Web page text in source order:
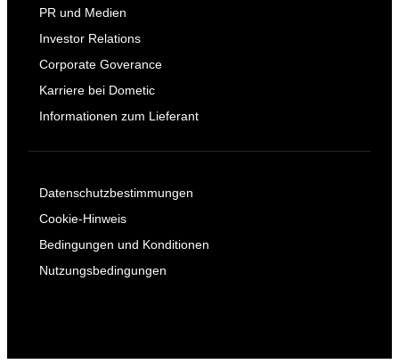
PR und Medien
Investor Relations
Corporate Goverance
Karriere bei Dometic
Informationen zum Lieferant
Datenschutzbestimmungen
Cookie-Hinweis
Bedingungen und Konditionen
Nutzungsbedingungen